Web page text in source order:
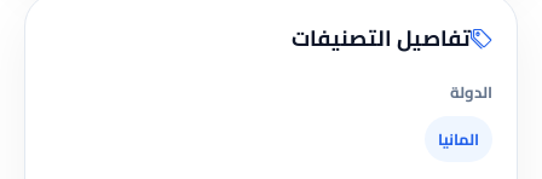
تفاصيل التصنيفات
الدولة
المانيا